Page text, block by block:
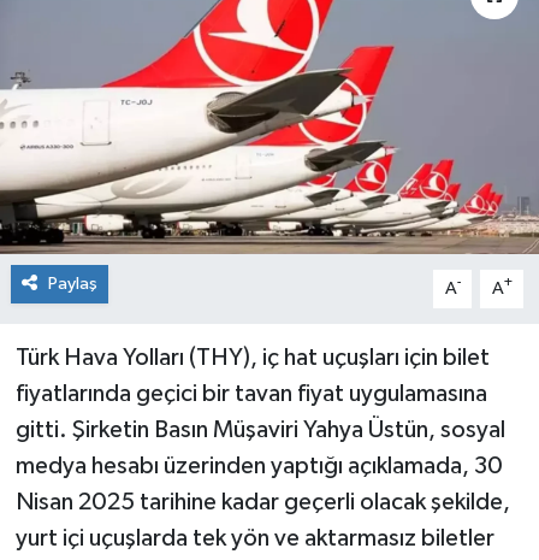
Paylaş A- A+
Türk Hava Yolları (THY), iç hat uçuşları için bilet
fiyatlarında geçici bir tavan fiyat uygulamasına
gitti. Şirketin Basın Müşaviri Yahya Üstün, sosyal
medya hesabı üzerinden yaptığı açıklamada, 30
Nisan 2025 tarihine kadar geçerli olacak şekilde,
yurt içi uçuşlarda tek yön ve aktarmasız biletler
Spor
Teknoloji
Türkiye